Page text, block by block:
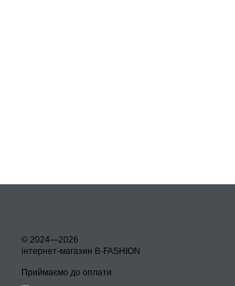
© 2024—2026
інтернет-магазин B-FASHION
Приймаємо до оплати